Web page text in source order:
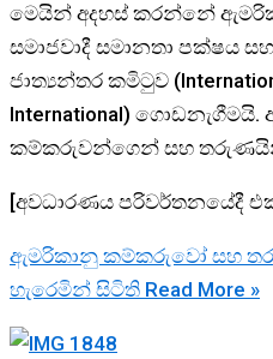
මෙයින් අදහස් කරන්නේ
සමාජවාදී සමානතා පක්ෂය
ජාත්‍යන්තර කමිටුව
International)
කම්කරුවන්ගෙන් සහ
[අවධාරණය පරිවර්තනයේදී
ඇමරිකානු කම්කරුවෝ සහ
හැරෙමින් සිටිති Read More »